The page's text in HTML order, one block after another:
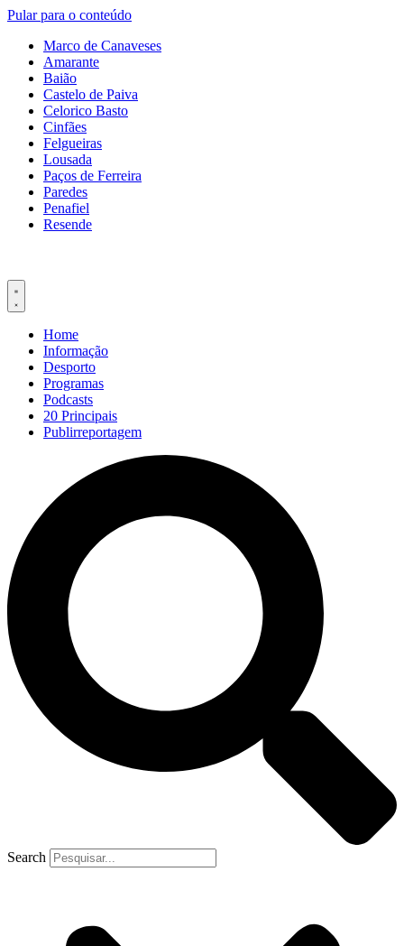
Pular para o conteúdo
Marco de Canaveses
Amarante
Baião
Castelo de Paiva
Celorico Basto
Cinfães
Felgueiras
Lousada
Paços de Ferreira
Paredes
Penafiel
Resende
Home
Informação
Desporto
Programas
Podcasts
20 Principais
Publirreportagem
Search